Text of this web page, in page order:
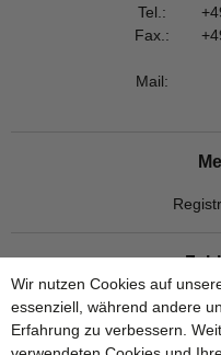
Tel.:
Fax.:
Mail:
Wir nutzen Cookies auf
essenziell, während andere
Erfahrung zu verbessern.